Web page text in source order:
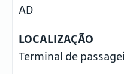
AD
LOCALIZAÇÃO
Terminal de